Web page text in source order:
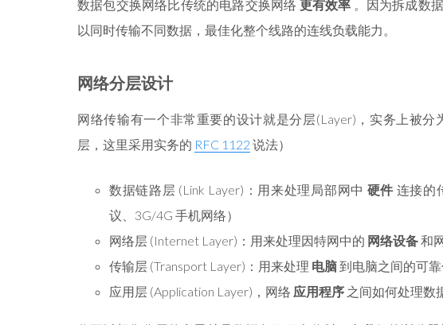
数据包交换网络比传统的电路交换网络 更有效率 。因为拆成数
以同时传输不同数据，最佳化整个线路的连线负载能力。
网络分层设计
网络传输有一个非常重要的设计就是分层(Layer)，实务上被分
层，这里采用实务的 RFC 1122 说法）
数据链路层 (Link Layer)：用来处理局部网中 硬件 连接的
议、3G/4G 手机网络）
网络层 (Internet Layer)：用来处理因特网中的 网络设备和
传输层 (Transport Layer)：用来处理 电脑到电脑之间的可靠
应用层 (Application Layer)，网络 应用程序 之间如何处理数